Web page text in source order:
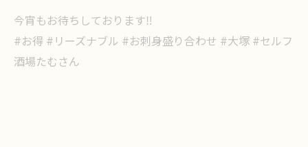
今宵もお待ちしております‼️
#お得 #リーズナブル #お刺身盛り合わせ #大塚 #セルフ
酒場たむさん